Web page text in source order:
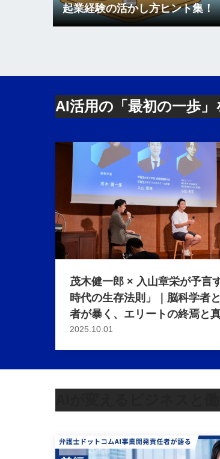
起業経験の活かし方ヒント集！
AI活用の「最初の一歩
茂木健一郎 × 入山章栄が予言
時代の生存法則」｜脳科学者
者が暴く、エリートの終焉と
の条件
2025.10.01